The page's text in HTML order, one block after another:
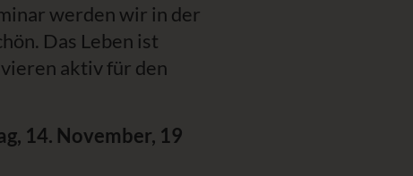
werden wir in der
Das Leben ist
aktiv für den
14. November, 19